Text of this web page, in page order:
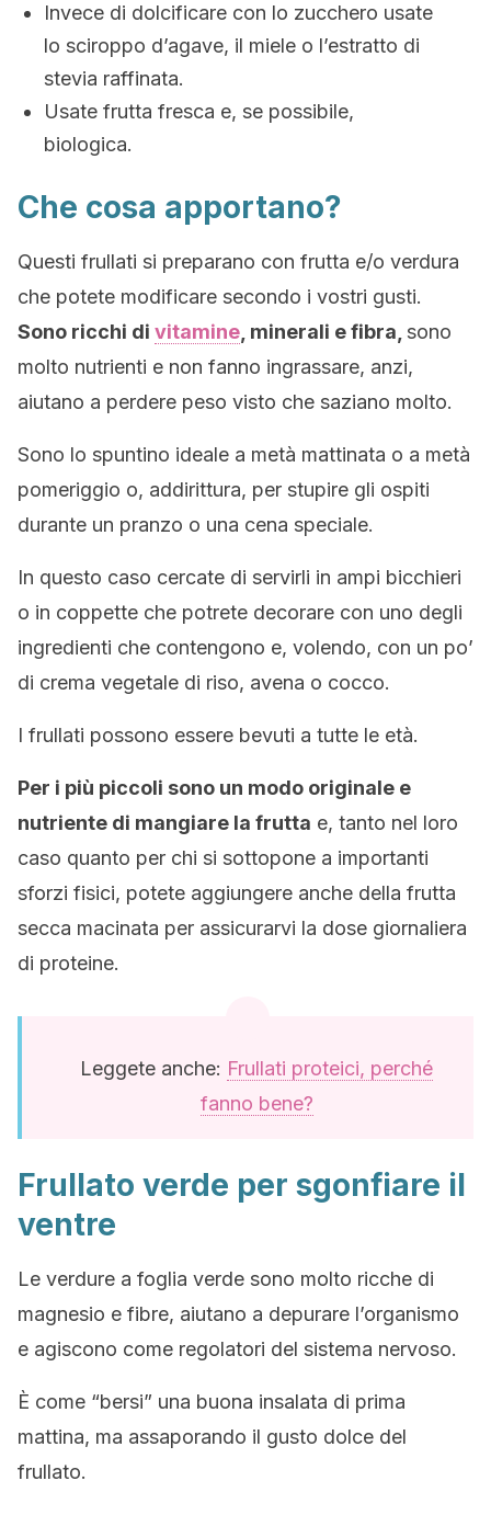
Invece di dolcificare con lo zucchero usate
lo sciroppo d’agave, il miele o l’estratto di
stevia raffinata.
Usate frutta fresca e, se possibile,
biologica.
Che cosa apportano?
Questi frullati si preparano con frutta e/o verdura
che potete modificare secondo i vostri gusti.
Sono ricchi di vitamine , minerali e fibra, sono
molto nutrienti e non fanno ingrassare, anzi,
aiutano a perdere peso visto che saziano molto.
Sono lo spuntino ideale a metà mattinata o a metà
pomeriggio o, addirittura, per stupire gli ospiti
durante un pranzo o una cena speciale.
In questo caso cercate di servirli in ampi bicchieri
o in coppette che potrete decorare con uno degli
ingredienti che contengono e, volendo, con un po’
di crema vegetale di riso, avena o cocco.
I frullati possono essere bevuti a tutte le età.
Per i più piccoli sono un modo originale e
nutriente di mangiare la frutta e, tanto nel loro
caso quanto per chi si sottopone a importanti
sforzi fisici, potete aggiungere anche della frutta
secca macinata per assicurarvi la dose giornaliera
di proteine.
Leggete anche: Frullati proteici, perché
fanno bene?
Frullato verde per sgonfiare il
ventre
Le verdure a foglia verde sono molto ricche di
magnesio e fibre, aiutano a depurare l’organismo
e agiscono come regolatori del sistema nervoso.
È come “bersi” una buona insalata di prima
mattina, ma assaporando il gusto dolce del
frullato.